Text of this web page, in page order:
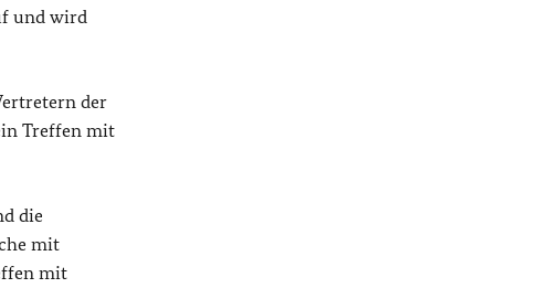
und wird
der
Treffen mit
die
mit
mit